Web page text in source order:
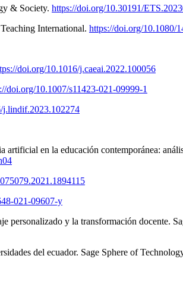
& Society. https://doi.org/10.30191/
International. https://doi.org/10.1080/
doi.org/10.1016/j.caeai.2022.100056
doi.org/10.1007/s11423-021-09999-1
j.lindif.2023.102274
en la educación contemporánea:
021-09607-y
y la transformación docente.
del ecuador. Sage Sphere of